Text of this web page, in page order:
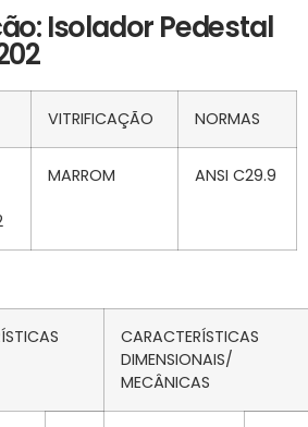
Isolador Pedestal
VITRIFICAÇÃO NORMAS
MARROM ANSI C29.9
CARACTERÍSTICAS
DIMENSIONAIS/
MECÂNICAS